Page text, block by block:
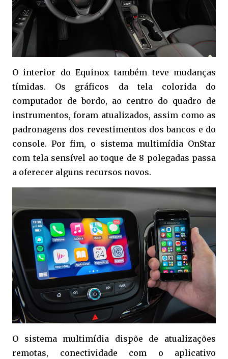
O interior do Equinox também teve mudanças
tímidas. Os gráficos da tela colorida do
computador de bordo, ao centro do quadro de
instrumentos, foram atualizados, assim como as
padronagens dos revestimentos dos bancos e do
console. Por fim, o sistema multimídia OnStar
com tela sensível ao toque de 8 polegadas passa
a oferecer alguns recursos novos.
O sistema multimídia dispõe de atualizações
remotas, conectividade com o aplicativo